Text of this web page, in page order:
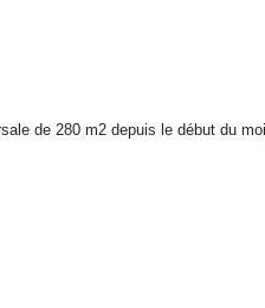
de 280 m2 depuis le début du